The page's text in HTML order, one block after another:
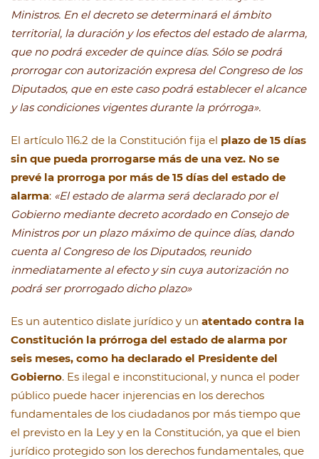
Ministros. En el decreto se determinará el ámbito
territorial, la duración y los efectos del estado de alarma,
que no podrá exceder de quince días. Sólo se podrá
prorrogar con autorización expresa del Congreso de los
Diputados, que en este caso podrá establecer el alcance
y las condiciones vigentes durante la prórroga».
El artículo 116.2 de la Constitución fija el plazo de 15 días
sin que pueda prorrogarse más de una vez. No se
prevé la prorroga por más de 15 días del estado de
alarma: «El estado de alarma será declarado por el
Gobierno mediante decreto acordado en Consejo de
Ministros por un plazo máximo de quince días, dando
cuenta al Congreso de los Diputados, reunido
inmediatamente al efecto y sin cuya autorización no
podrá ser prorrogado dicho plazo»
Es un autentico dislate jurídico y un atentado contra la
Constitución la prórroga del estado de alarma por
seis meses, como ha declarado el Presidente del
Gobierno. Es ilegal e inconstitucional, y nunca el poder
público puede hacer injerencias en los derechos
fundamentales de los ciudadanos por más tiempo que
el previsto en la Ley y en la Constitución, ya que el bien
jurídico protegido son los derechos fundamentales, que